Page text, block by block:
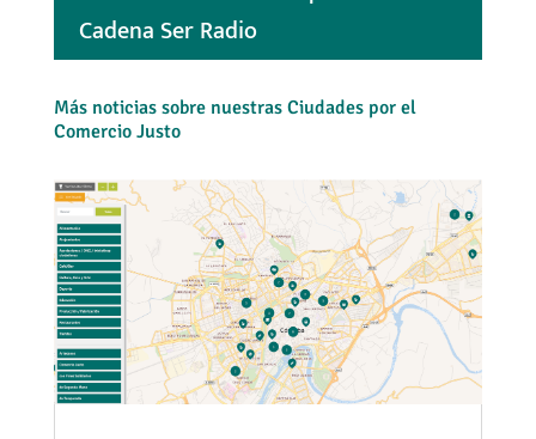
Cadena Ser Radio
Más noticias sobre nuestras Ciudades por el
Comercio Justo